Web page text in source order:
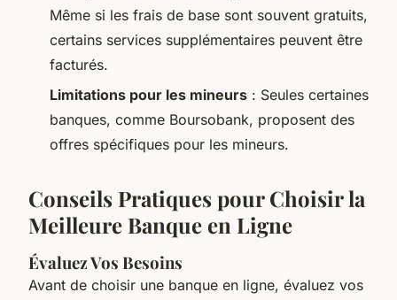
Même si les frais de base sont souvent gratuits,
certains services supplémentaires peuvent être
facturés.
Limitations pour les mineurs : Seules certaines
banques, comme Boursobank, proposent des
offres spécifiques pour les mineurs.
Conseils Pratiques pour Choisir la
Meilleure Banque en Ligne
Évaluez Vos Besoins
Avant de choisir une banque en ligne, évaluez vos